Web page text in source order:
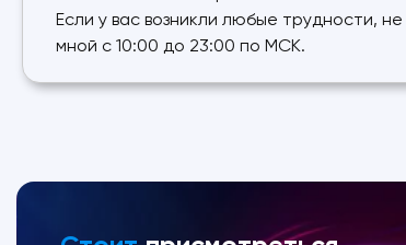
Если у вас возникли любые трудности,
мной с 10:00 до 23:00 по МСК.